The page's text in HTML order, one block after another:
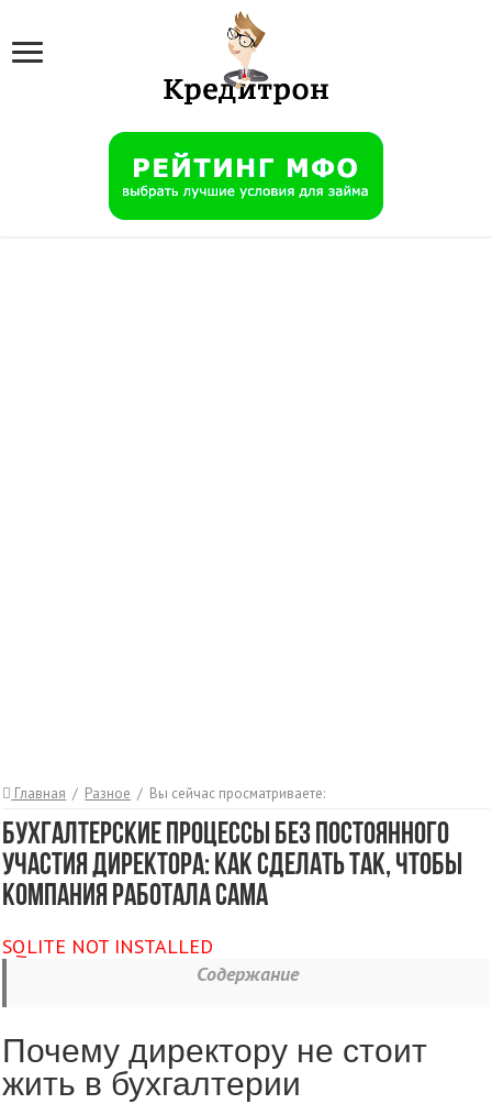
Главная / Разное / Вы сейчас просматриваете:
Бухгалтерские процессы без постоянного
участия директора: как сделать так, чтобы
компания работала сама
SQLITE NOT INSTALLED
Содержание
Почему директору не стоит
жить в бухгалтерии